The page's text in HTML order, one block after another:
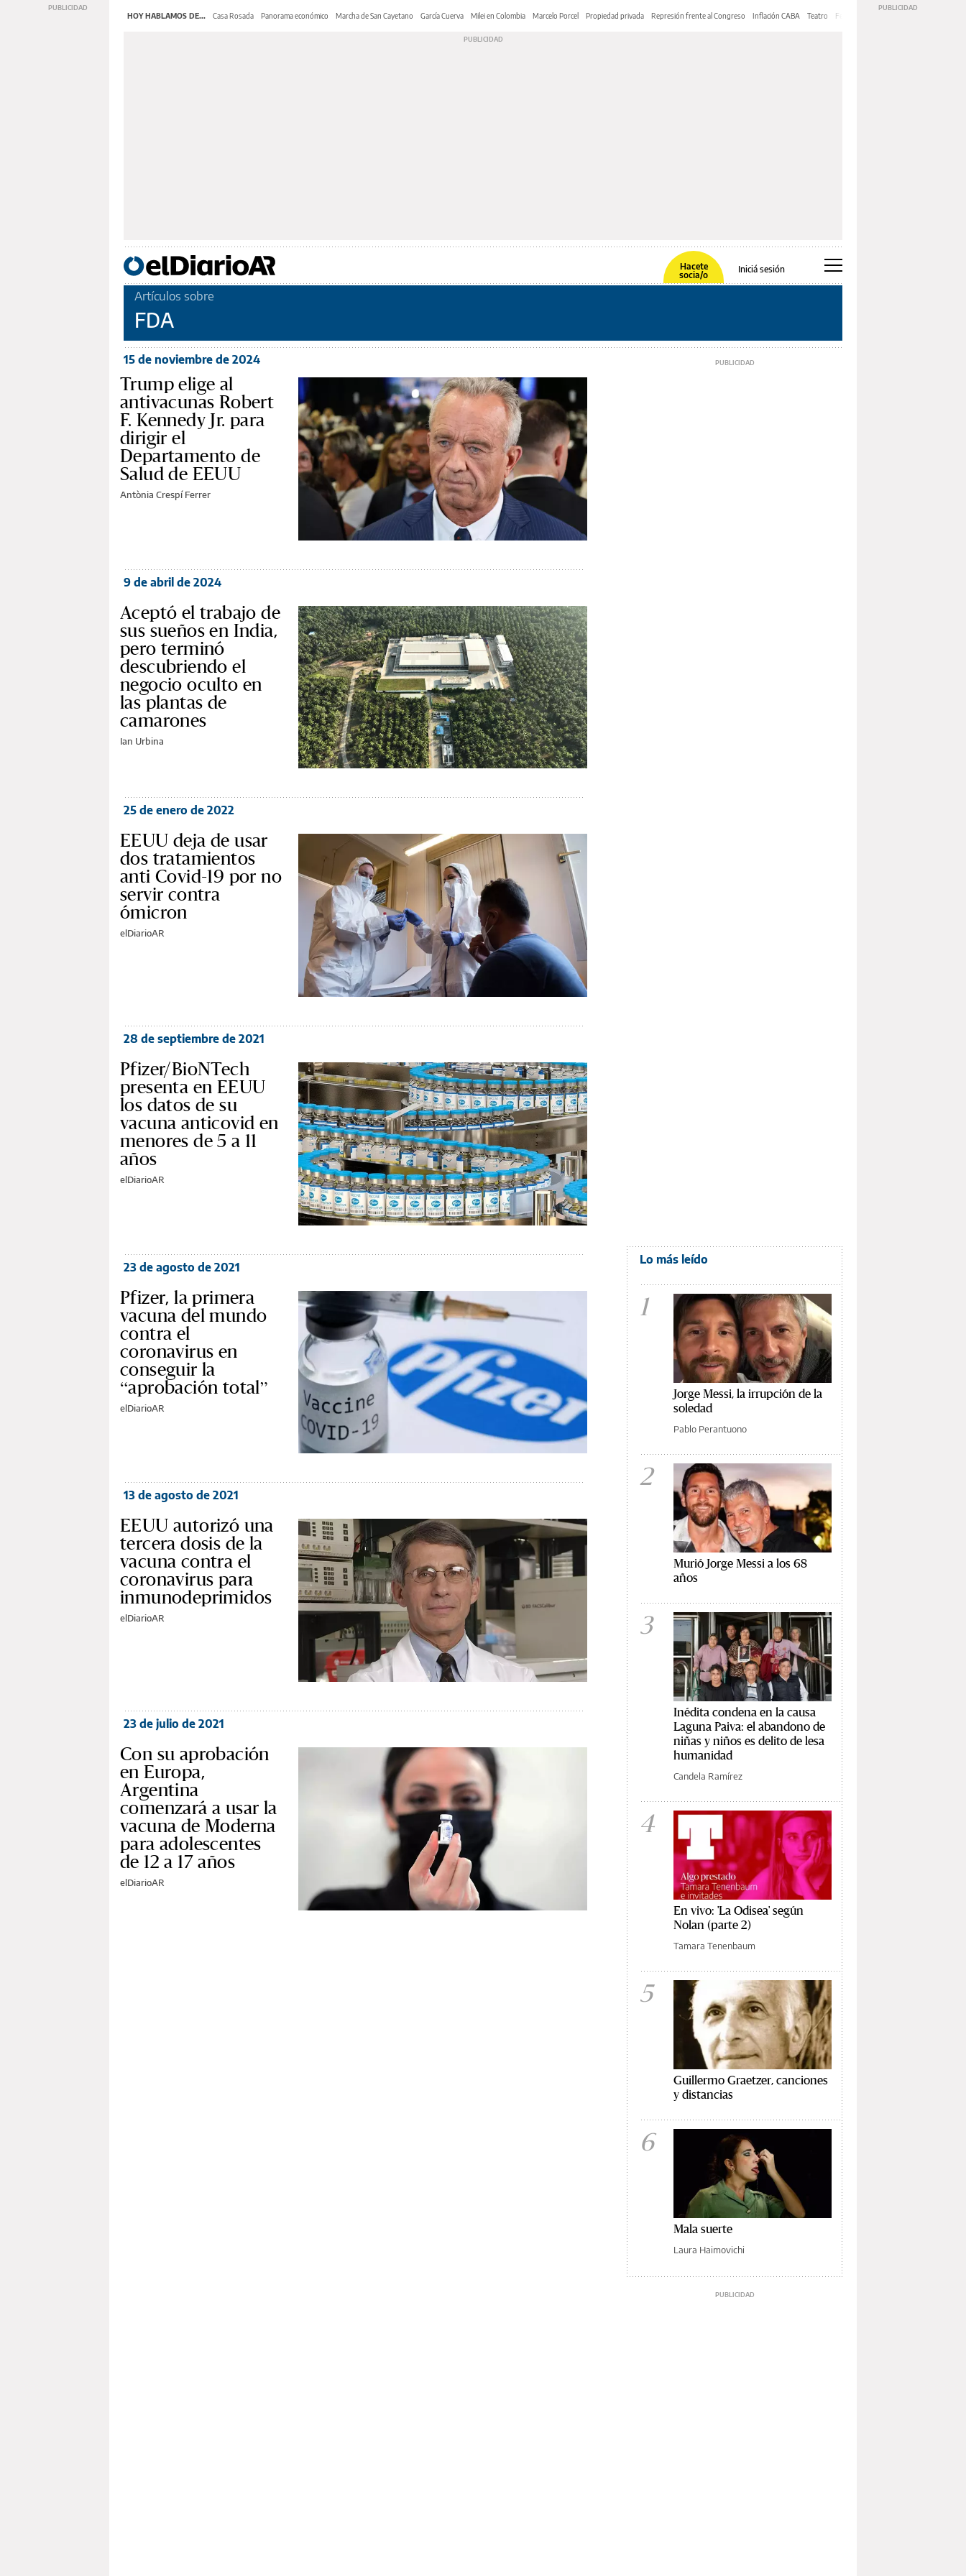
HOY HABLAMOS DE... Casa Rosada Panorama económico Marcha de San Cayetano García Cuerva Milei en Colombia Marcelo Porcel Propiedad privada Represión frente al Congreso Inflación CABA Teatro Feria de Editores
Hacete
socia/o
Iniciá sesión
Artículos sobre
FDA
15 de noviembre de 2024
Trump elige al
antivacunas Robert
F. Kennedy Jr. para
dirigir el
Departamento de
Salud de EEUU
Antònia Crespí Ferrer
9 de abril de 2024
Aceptó el trabajo de
sus sueños en India,
pero terminó
descubriendo el
negocio oculto en
las plantas de
camarones
Ian Urbina
25 de enero de 2022
EEUU deja de usar
dos tratamientos
anti Covid-19 por no
servir contra
ómicron
elDiarioAR
28 de septiembre de 2021
Pfizer/BioNTech
presenta en EEUU
los datos de su
vacuna anticovid en
menores de 5 a 11
años
elDiarioAR
23 de agosto de 2021
Pfizer, la primera
vacuna del mundo
contra el
coronavirus en
conseguir la
“aprobación total”
elDiarioAR
13 de agosto de 2021
EEUU autorizó una
tercera dosis de la
vacuna contra el
coronavirus para
inmunodeprimidos
elDiarioAR
23 de julio de 2021
Con su aprobación
en Europa,
Argentina
comenzará a usar la
vacuna de Moderna
para adolescentes
de 12 a 17 años
elDiarioAR
Lo más leído
1
Jorge Messi, la irrupción de la
soledad
Pablo Perantuono
2
Murió Jorge Messi a los 68
años
3
Inédita condena en la causa
Laguna Paiva: el abandono de
niñas y niños es delito de lesa
humanidad
Candela Ramírez
4
En vivo: 'La Odisea' según
Nolan (parte 2)
Tamara Tenenbaum
5
Guillermo Graetzer, canciones
y distancias
6
Mala suerte
Laura Haimovichi